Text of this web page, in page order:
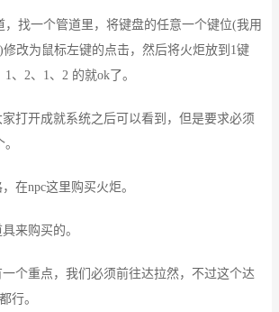
找一个管道里，将键盘的任意一个键位(我用
改为鼠标左键的点击，然后将火炬放到1键
1、2、1、2 的就ok了。
开成就系统之后可以看到，但是要求必须
npc这里购买火炬。
来购买的。
重点，我们必须前往达拉然，不过这个达
行。